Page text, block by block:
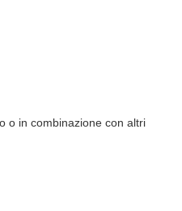
o in combinazione con altri